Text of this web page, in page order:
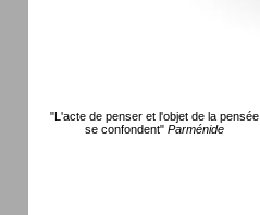
"L'acte de penser et l'objet de la pensée
se confondent" Parménide